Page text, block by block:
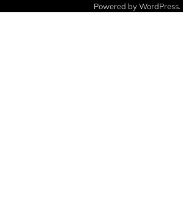
Powered byWordPress.